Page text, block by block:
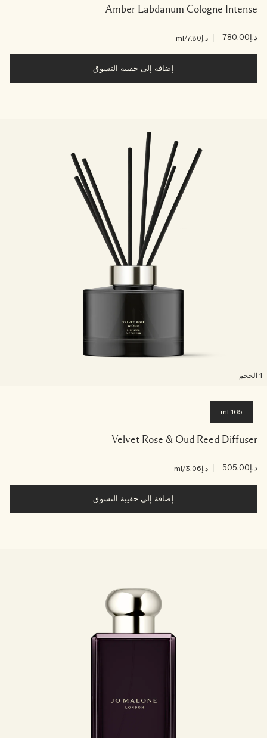
Amber Labdanum Cologne Intense
د.إ780.00 د.إ7.80 /ml
إضافة إلى حقيبة التسوق
165 ml
Velvet Rose & Oud Reed Diffuser
د.إ505.00 د.إ3.06 /ml
إضافة إلى حقيبة التسوق